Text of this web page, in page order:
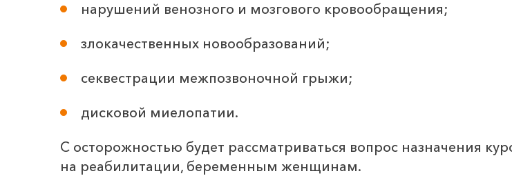
нарушений венозного и мозгового кровообращения;
злокачественных новообразований;
секвестрации межпозвоночной грыжи;
дисковой миелопатии.
С осторожностью будет рассматриваться вопрос назначения
на реабилитации, беременным женщинам.